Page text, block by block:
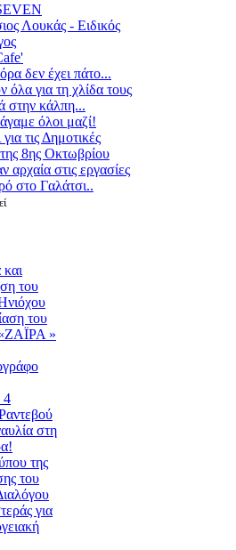
Λουκάς - Ειδικός
δεν έχει πάτο...
όλα για τη χλίδα τους
στην κάλπη...
όλοι μαζί!
για τις Δημοτικές
8ης Οκτωβρίου
αρχαία στις εργασίες
στο Γαλάτσι..
του
του
«ΖΑΪΡΑ »
4
στη
της
του
για